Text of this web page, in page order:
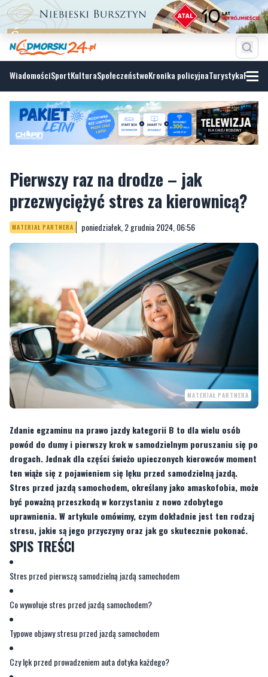
WiadomościSportKulturaSpołeczeństwoKronika policyjnaTurystyka
Pierwszy raz na drodze – jak
przezwyciężyć stres za kierownicą?
MATERIAŁ PARTNERA poniedziałek, 2 grudnia 2024, 06:56
MATERIAŁ PARTNERA
Zdanie egzaminu na prawo jazdy kategorii B to dla wielu osób
powód do dumy i pierwszy krok w samodzielnym poruszaniu się po
drogach. Jednak dla części świeżo upieczonych kierowców moment
ten wiąże się z pojawieniem się lęku przed samodzielną jazdą.
Stres przed jazdą samochodem, określany jako amaskofobia, może
być poważną przeszkodą w korzystaniu z nowo zdobytego
uprawnienia. W artykule omówimy, czym dokładnie jest ten rodzaj
stresu, jakie są jego przyczyny oraz jak go skutecznie pokonać.
SPIS TREŚCI
Stres przed pierwszą samodzielną jazdą samochodem
Co wywołuje stres przed jazdą samochodem?
Typowe objawy stresu przed jazdą samochodem
Czy lęk przed prowadzeniem auta dotyka każdego?